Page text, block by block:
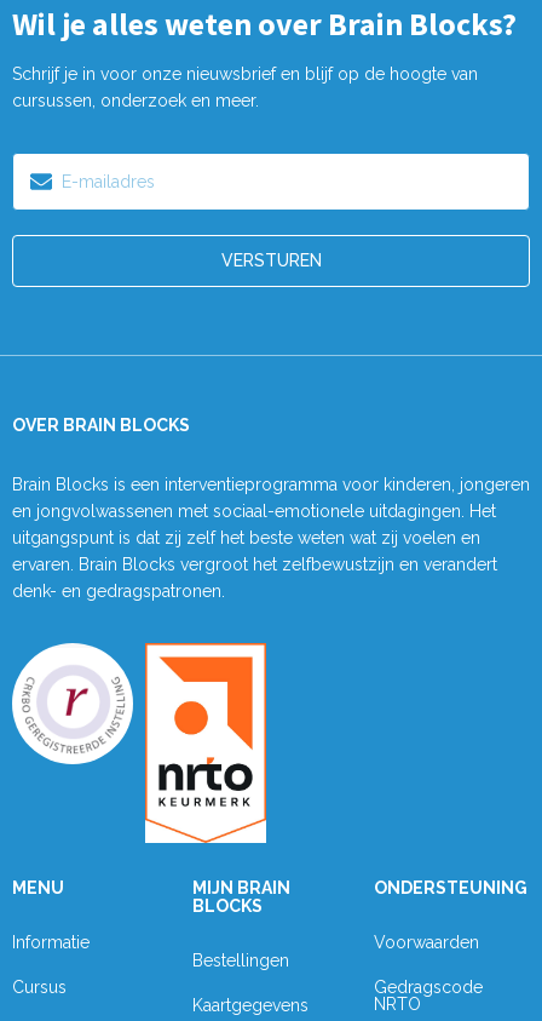
Wil je alles weten over Brain Blocks?
Schrijf je in voor onze nieuwsbrief en blijf op de hoogte van
cursussen, onderzoek en meer.
E-
mailadres
OVER BRAIN BLOCKS
Brain Blocks is een interventieprogramma voor kinderen, jongeren
en jongvolwassenen met sociaal-emotionele uitdagingen. Het
uitgangspunt is dat zij zelf het beste weten wat zij voelen en
ervaren. Brain Blocks vergroot het zelfbewustzijn en verandert
denk- en gedragspatronen.
MENU
Informatie
Cursus
MIJN BRAIN
BLOCKS
Bestellingen
Kaartgegevens
ONDERSTEUNING
Voorwaarden
Gedragscode
NRTO